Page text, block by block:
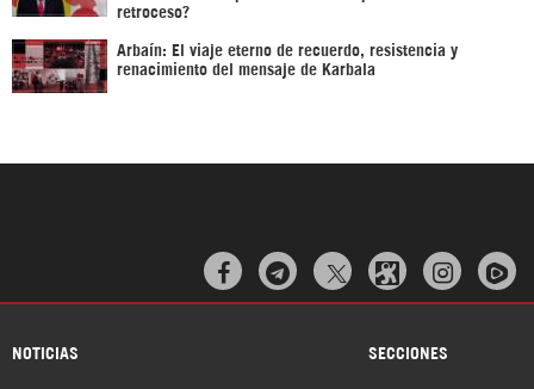
retroceso?
Arbaín: El viaje eterno de recuerdo, resistencia y
renacimiento del mensaje de Karbala
  
NOTICIAS SECCIONES